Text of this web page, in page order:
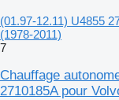
(01.97-12.11) U4855
(1978-2011)
7
Chauffage
2710185A pour